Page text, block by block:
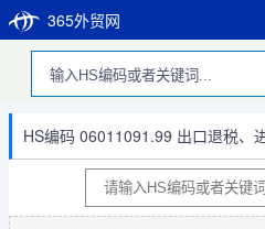
365外贸网
HS编码 06011091.99 出口退税、